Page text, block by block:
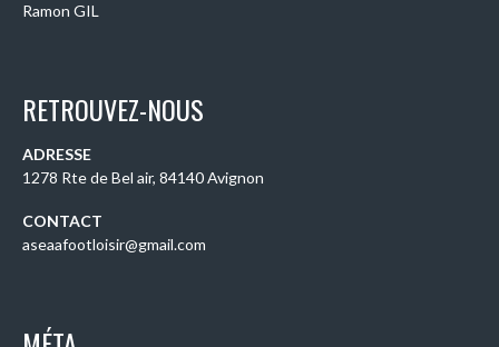
Ramon GIL
RETROUVEZ-NOUS
ADRESSE
1278 Rte de Bel air, 84140 Avignon
CONTACT
aseaafootloisir@gmail.com